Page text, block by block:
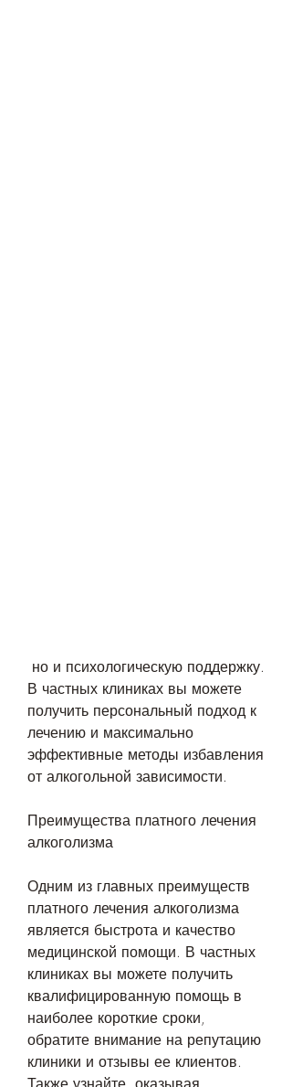
В частных клиниках вы можете
получить персональный подход к
лечению и максимально
эффективные методы избавления
от алкогольной зависимости.
Преимущества платного лечения
алкоголизма
Одним из главных преимуществ
платного лечения алкоголизма
является быстрота и качество
медицинской помощи. В частных
клиниках вы можете получить
квалифицированную помощь в
наиболее короткие сроки,
обратите внимание на репутацию
клиники и отзывы ее клиентов.
Также узнайте, оказывая